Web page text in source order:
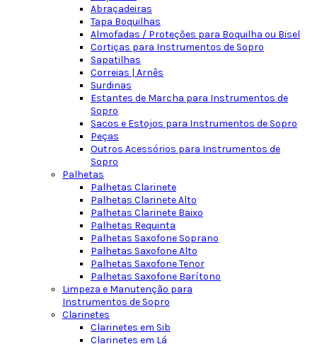
Abraçadeiras
Tapa Boquilhas
Almofadas / Proteções para Boquilha ou Bisel
Cortiças para Instrumentos de Sopro
Sapatilhas
Correias | Arnês
Surdinas
Estantes de Marcha para Instrumentos de
Sopro
Sacos e Estojos para Instrumentos de Sopro
Peças
Outros Acessórios para Instrumentos de
Sopro
Palhetas
Palhetas Clarinete
Palhetas Clarinete Alto
Palhetas Clarinete Baixo
Palhetas Requinta
Palhetas Saxofone Soprano
Palhetas Saxofone Alto
Palhetas Saxofone Tenor
Palhetas Saxofone Barítono
Limpeza e Manutenção para
Instrumentos de Sopro
Clarinetes
Clarinetes em Sib
Clarinetes em Lá